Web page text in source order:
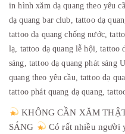
in hình xăm dạ quang theo yêu
dạ quang bar club, tattoo dạ
tattoo dạ quang chống nước,
lạ, tattoo dạ quang lễ hội,tattoo
sáng, tattoo dạ quang phát sáng
quang theo yêu cầu,tattoo dạ
tattoo phát quang dạ quang,
KHÔNG CẦN XĂM
SÁNG
Có rất nhiều